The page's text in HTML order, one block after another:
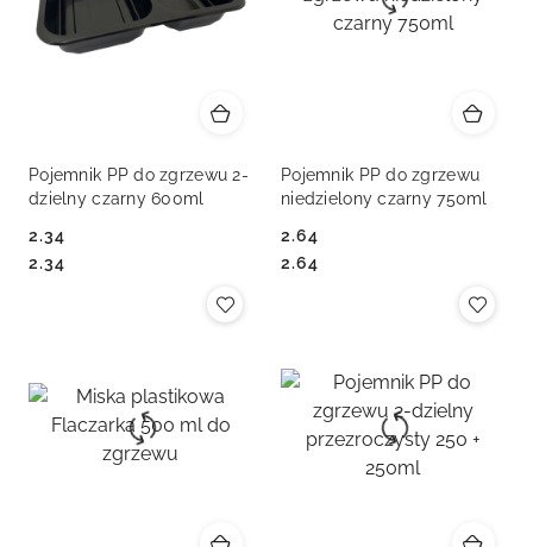
Pojemnik PP do zgrzewu 2-
dzielny czarny 600ml
Cena:
2.34
Cena:
2.34
Pojemnik PP do zgrzewu
niedzielony czarny 750ml
Cena:
2.64
Cena:
2.64